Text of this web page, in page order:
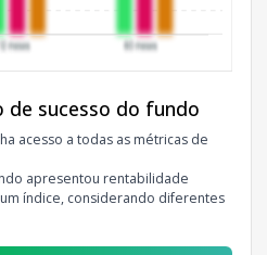
de sucesso do fundo
acesso a todas as métricas de
apresentou rentabilidade
índice, considerando diferentes